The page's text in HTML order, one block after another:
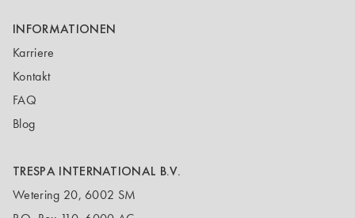
INFORMATIONEN
Karriere
Kontakt
FAQ
Blog
TRESPA INTERNATIONAL B.V.
Wetering 20, 6002 SM